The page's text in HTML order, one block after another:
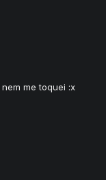
me toquei :x